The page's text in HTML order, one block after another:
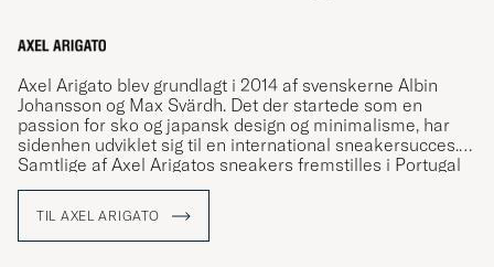
Axel Arigato blev grundlagt i 2014 af svenskerne Albin
Johansson og Max Svärdh. Det der startede som en
passion for sko og japansk design og minimalisme, har
sidenhen udviklet sig til en international sneakersucces.
Samtlige af Axel Arigatos sneakers fremstilles i Portugal
med et stort fokus på kvalitet.
TIL AXEL ARIGATO